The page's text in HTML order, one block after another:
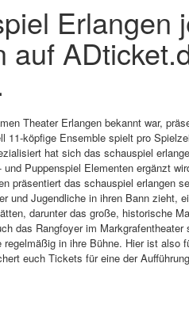
Erlangen
auf
Theater Erlangen bekannt war,
11-köpfige Ensemble spielt pro
hat sich das schauspiel
Puppenspiel Elementen ergänzt
präsentiert das schauspiel erlangen
und Jugendliche in ihren Bann zieht,
darunter das große, historische
das Rangfoyer im
in ihre Bühne. Hier ist also
euch Tickets für eine der